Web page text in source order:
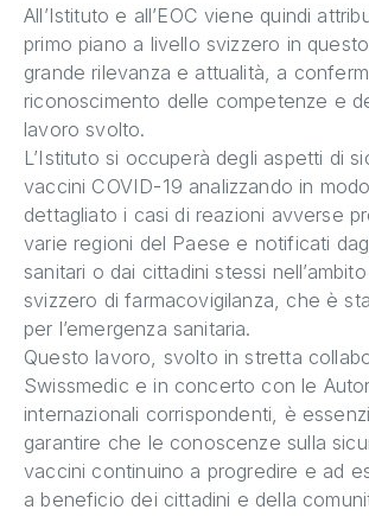
All’Istituto e all’EOC viene quindi
primo piano a livello svizzero in
grande rilevanza e attualità, a
riconoscimento delle competenze e
lavoro svolto.
L’Istituto si occuperà degli aspetti di
vaccini COVID-19 analizzando in
dettagliato i casi di reazioni avverse
varie regioni del Paese e notificati
sanitari o dai cittadini stessi
svizzero di farmacovigilanza, che è
per l’emergenza sanitaria.
Questo lavoro, svolto in stretta
Swissmedic e in concerto con le
internazionali corrispondenti, è
garantire che le conoscenze sulla
vaccini continuino a progredire e ad
a beneficio dei cittadini e della